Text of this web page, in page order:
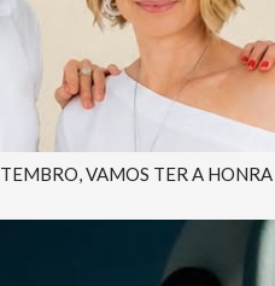
VAMOS TER A